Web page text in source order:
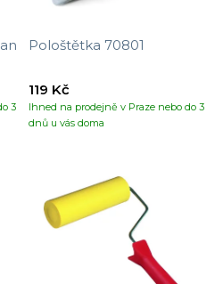
3
Pološtětka 70801
Ihned na prodejně v Praze nebo do 3
dnů u vás doma
119 Kč